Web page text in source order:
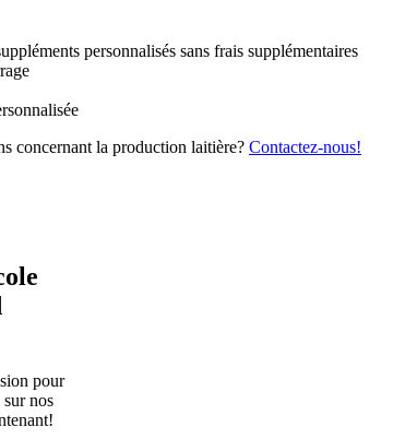
personnalisés sans frais supplémentaires
concernant la production laitière? Contactez-nous!
pour
nos